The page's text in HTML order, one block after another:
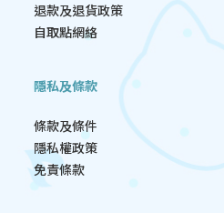
退款及退貨政策
自取點網絡
隱私及條款
條款及條件
隱私權政策
免責條款